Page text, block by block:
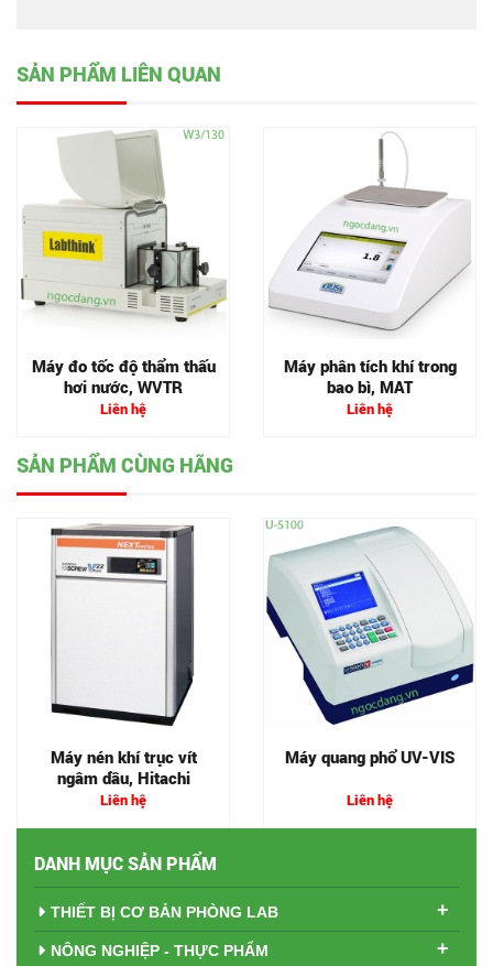
SẢN PHẨM LIÊN QUAN
Máy đo tốc độ thẩm thấu
hơi nước, WVTR
Liên hệ
Máy phân tích khí trong
bao bì, MAT
Liên hệ
SẢN PHẨM CÙNG HÃNG
Máy nén khí trục vít
ngâm dầu, Hitachi
Liên hệ
Máy quang phổ UV-VIS
Liên hệ
DANH MỤC SẢN PHẨM
THIẾT BỊ CƠ BẢN PHÒNG LAB +
NÔNG NGHIỆP - THỰC PHẨM +